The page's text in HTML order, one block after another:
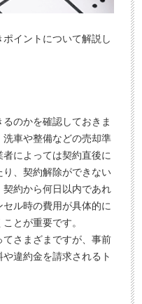
イントについて解説し
のかを確認しておきま
洗車や整備などの売却準
によっては契約直後に
、契約解除ができない
約から何日以内であれ
ル時の費用が具体的に
とが重要です。
さまざまですが、事前
違約金を請求されるト